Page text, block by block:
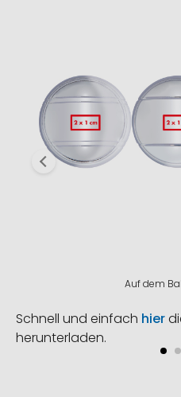
Auf dem
Schnell und einfach hier
herunterladen.